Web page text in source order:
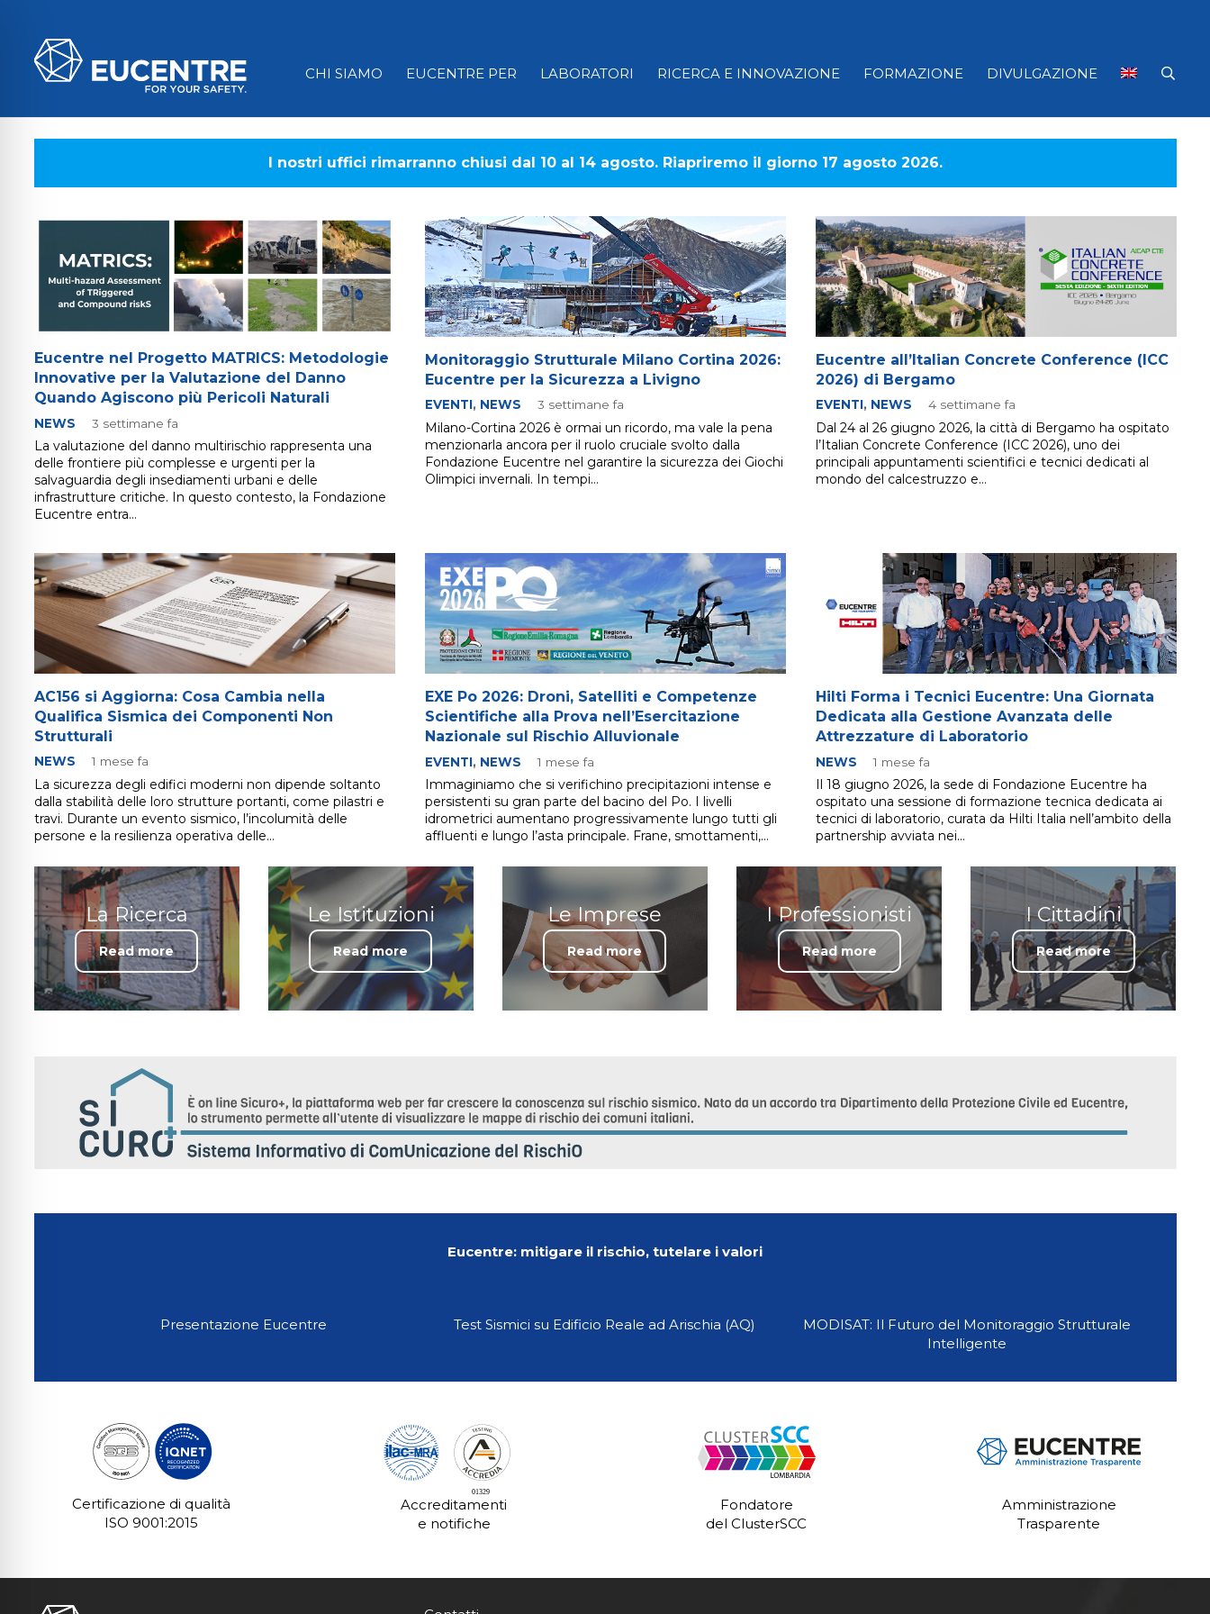
CHI SIAMO EUCENTRE PER LABORATORI RICERCA E INNOVAZIONE FORMAZIONE DIVULGAZIONE
I nostri uffici rimarranno chiusi dal 10 al 14 agosto. Riapriremo il giorno 17 agosto 2026.
Eucentre nel Progetto MATRICS: Metodologie
Innovative per la Valutazione del Danno
Quando Agiscono più Pericoli Naturali
NEWS 3 settimane fa
La valutazione del danno multirischio rappresenta una
delle frontiere più complesse e urgenti per la
salvaguardia degli insediamenti urbani e delle
infrastrutture critiche. In questo contesto, la Fondazione
Eucentre entra…
Monitoraggio Strutturale Milano Cortina 2026:
Eucentre per la Sicurezza a Livigno
EVENTI, NEWS 3 settimane fa
Milano-Cortina 2026 è ormai un ricordo, ma vale la pena
menzionarla ancora per il ruolo cruciale svolto dalla
Fondazione Eucentre nel garantire la sicurezza dei Giochi
Olimpici invernali. In tempi…
Eucentre all’Italian Concrete Conference (ICC
2026) di Bergamo
EVENTI, NEWS 4 settimane fa
Dal 24 al 26 giugno 2026, la città di Bergamo ha ospitato
l’Italian Concrete Conference (ICC 2026), uno dei
principali appuntamenti scientifici e tecnici dedicati al
mondo del calcestruzzo e…
AC156 si Aggiorna: Cosa Cambia nella
Qualifica Sismica dei Componenti Non
Strutturali
NEWS 1 mese fa
La sicurezza degli edifici moderni non dipende soltanto
dalla stabilità delle loro strutture portanti, come pilastri e
travi. Durante un evento sismico, l’incolumità delle
persone e la resilienza operativa delle…
EXE Po 2026: Droni, Satelliti e Competenze
Scientifiche alla Prova nell’Esercitazione
Nazionale sul Rischio Alluvionale
EVENTI, NEWS 1 mese fa
Immaginiamo che si verifichino precipitazioni intense e
persistenti su gran parte del bacino del Po. I livelli
idrometrici aumentano progressivamente lungo tutti gli
affluenti e lungo l’asta principale. Frane, smottamenti,…
Hilti Forma i Tecnici Eucentre: Una Giornata
Dedicata alla Gestione Avanzata delle
Attrezzature di Laboratorio
NEWS 1 mese fa
Il 18 giugno 2026, la sede di Fondazione Eucentre ha
ospitato una sessione di formazione tecnica dedicata ai
tecnici di laboratorio, curata da Hilti Italia nell’ambito della
partnership avviata nei…
La Ricerca
Read more
Le Istituzioni
Read more
Le Imprese
Read more
I Professionisti
Read more
I Cittadini
Read more
Eucentre: mitigare il rischio, tutelare i valori
Presentazione Eucentre Test Sismici su Edificio Reale ad Arischia (AQ)
MODISAT: Il Futuro del Monitoraggio Strutturale
Intelligente
Certificazione di qualità
ISO 9001:2015
Accreditamenti
e notifiche
Fondatore
del ClusterSCC
Amministrazione
Trasparente
sicuro per crisi
adatta per ADHD
sicura per epilessia